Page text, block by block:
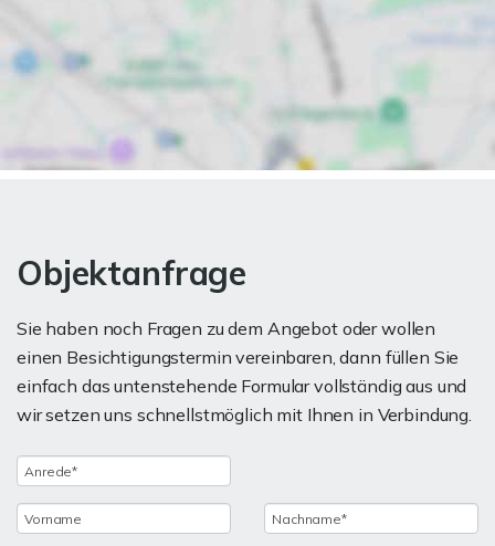
Objektanfrage
Sie haben noch Fragen zu dem Angebot oder wollen
einen Besichtigungstermin vereinbaren, dann füllen Sie
einfach das untenstehende Formular vollständig aus und
wir setzen uns schnellstmöglich mit Ihnen in Verbindung.